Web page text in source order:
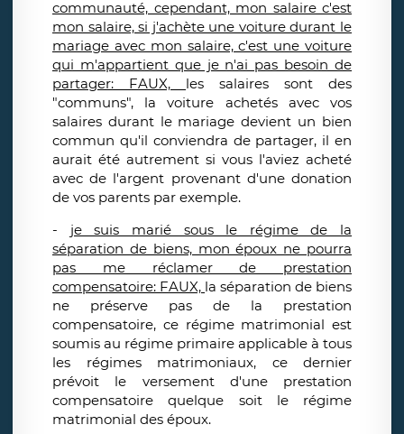
communauté, cependant, mon salaire c'est
mon salaire, si j'achète une voiture durant le
mariage avec mon salaire, c'est une voiture
qui m'appartient que je n'ai pas besoin de
partager: FAUX, les salaires sont des
"communs", la voiture achetés avec vos
salaires durant le mariage devient un bien
commun qu'il conviendra de partager, il en
aurait été autrement si vous l'aviez acheté
avec de l'argent provenant d'une donation
de vos parents par exemple.
- je suis marié sous le régime de la
séparation de biens, mon époux ne pourra
pas me réclamer de prestation
compensatoire: FAUX, la séparation de biens
ne préserve pas de la prestation
compensatoire, ce régime matrimonial est
soumis au régime primaire applicable à tous
les régimes matrimoniaux, ce dernier
prévoit le versement d'une prestation
compensatoire quelque soit le régime
matrimonial des époux.